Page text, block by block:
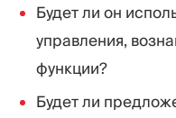
Будет ли он
управления,
функции?
Будет ли